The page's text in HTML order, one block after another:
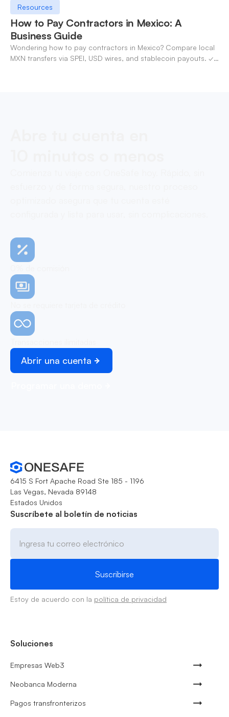
Resources
How to Pay Contractors in Mexico: A
Business Guide
Wondering how to pay contractors in Mexico? Compare local
MXN transfers via SPEI, USD wires, and stablecoin payouts. ✓
Abrir una cuenta
6415 S Fort Apache Road Ste 185 - 1196
Las Vegas, Nevada 89148
Estados Unidos
Suscríbete al boletín de noticias
Estoy de acuerdo con la política de privacidad
Soluciones
Empresas Web3
Neobanca Moderna
Pagos transfronterizos